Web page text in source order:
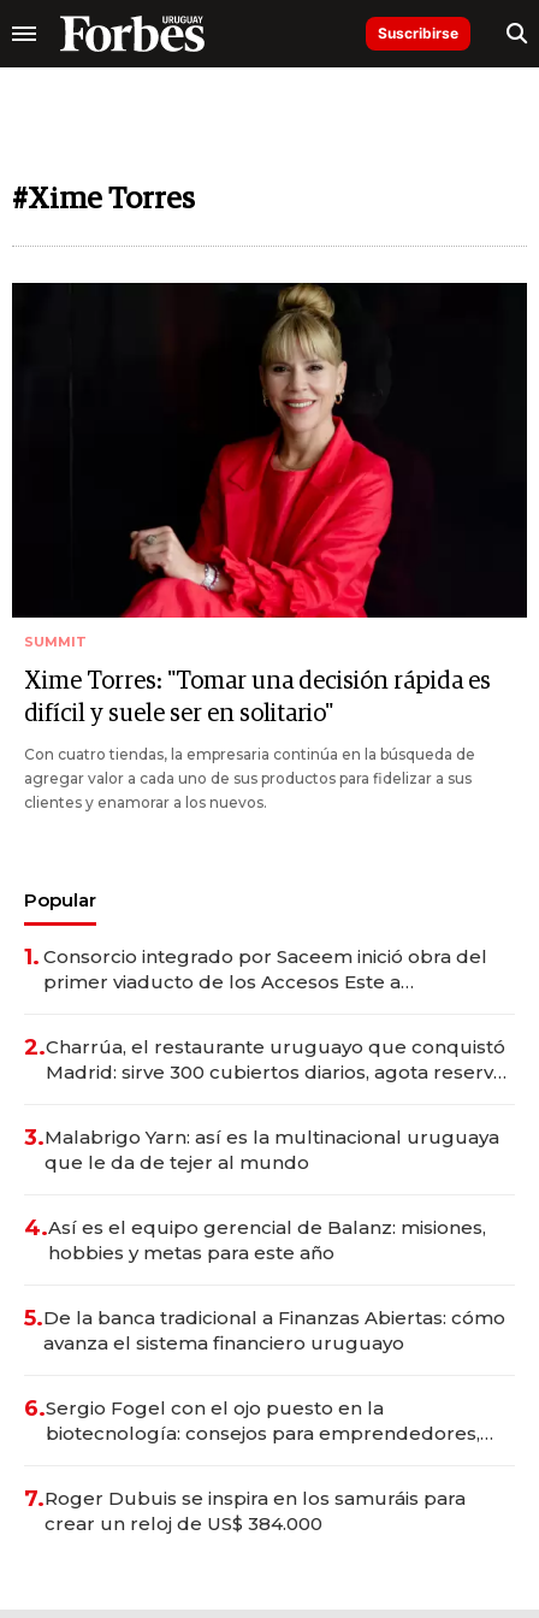
Suscribirse
#Xime Torres
SUMMIT
Xime Torres: "Tomar una decisión rápida es
difícil y suele ser en solitario"
Con cuatro tiendas, la empresaria continúa en la búsqueda de
agregar valor a cada uno de sus productos para fidelizar a sus
clientes y enamorar a los nuevos.
Popular
1. Consorcio integrado por Saceem inició obra del
primer viaducto de los Accesos Este a
2.Charrúa, el restaurante uruguayo que conquistó
Madrid: sirve 300 cubiertos diarios, agota reservas
3.Malabrigo Yarn: así es la multinacional uruguaya
que le da de tejer al mundo
4.Así es el equipo gerencial de Balanz: misiones,
hobbies y metas para este año
5.De la banca tradicional a Finanzas Abiertas: cómo
avanza el sistema financiero uruguayo
6.Sergio Fogel con el ojo puesto en la
biotecnología: consejos para emprendedores,
7.Roger Dubuis se inspira en los samuráis para
crear un reloj de US$ 384.000